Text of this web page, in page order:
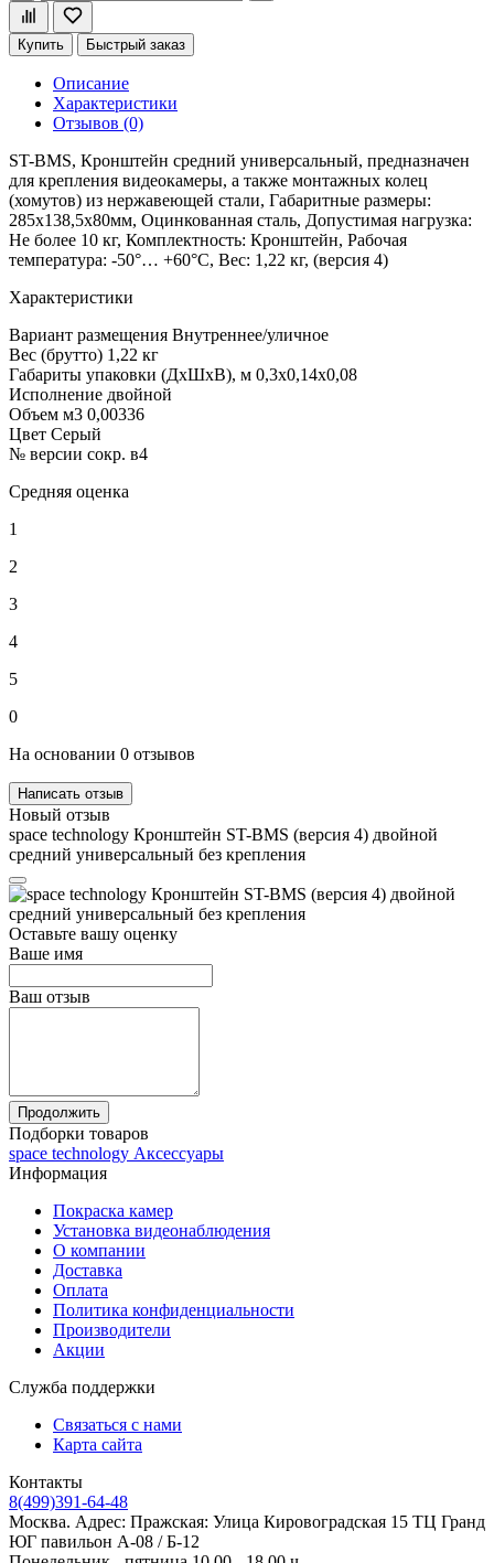
Купить Быстрый заказ
Описание
Характеристики
Отзывов (0)
ST-BMS, Кронштейн средний универсальный, предназначен
для крепления видеокамеры, а также монтажных колец
(хомутов) из нержавеющей стали, Габаритные размеры:
285х138,5х80мм, Оцинкованная сталь, Допустимая нагрузка:
Не более 10 кг, Комплектность: Кронштейн, Рабочая
температура: -50°… +60°С, Вес: 1,22 кг, (версия 4)
Характеристики
Вариант размещения Внутреннее/уличное
Вес (брутто) 1,22 кг
Габариты упаковки (ДхШхВ), м 0,3x0,14x0,08
Исполнение двойной
Объем м3 0,00336
Цвет Серый
№ версии сокр. в4
Средняя оценка
1
2
3
4
5
0
На основании 0 отзывов
Написать отзыв
Новый отзыв
space technology Кронштейн ST-BMS (версия 4) двойной
средний универсальный без крепления
Оставьте вашу оценку
Ваше имя
Ваш отзыв
Продолжить
Подборки товаров
space technology Аксессуары
Информация
Покраска камер
Установка видеонаблюдения
О компании
Доставка
Оплата
Политика конфиденциальности
Производители
Акции
Служба поддержки
Связаться с нами
Карта сайта
Контакты
8(499)391-64-48
Москва. Адрес: Пражская: Улица Кировоградская 15 ТЦ Гранд
ЮГ павильон А-08 / Б-12